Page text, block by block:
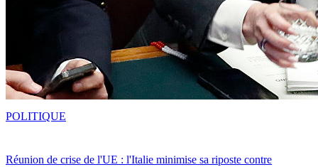
Réunion de crise de l'UE : l'Italie minimise sa riposte contre
POLITIQUE